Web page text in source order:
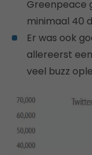
Greenpeace
minimaal 40
Er was ook
allereerst een
veel buzz